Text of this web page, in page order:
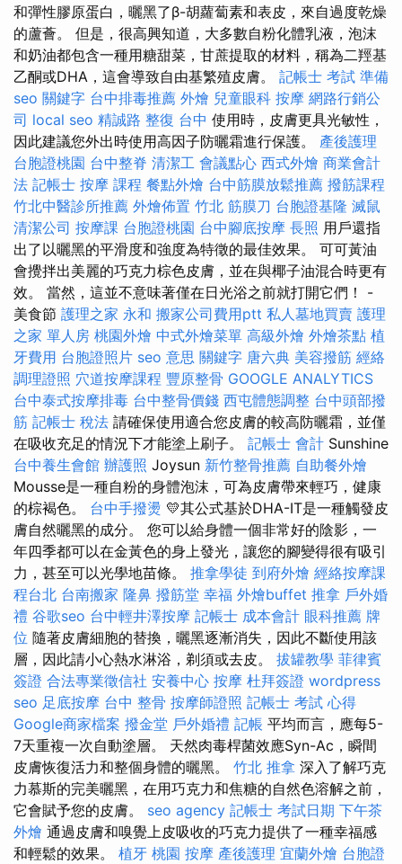
和彈性膠原蛋白，曬黑了β-胡蘿蔔素和表皮，來自過度乾燥
的蘆薈。 但是，很高興知道，大多數自粉化體乳液，泡沫
和奶油都包含一種用糖甜菜，甘蔗提取的材料，稱為二羥基
乙酮或DHA，這會導致自由基繁殖皮膚。 記帳士 考試 準備
seo 關鍵字 台中排毒推薦 外燴 兒童眼科 按摩 網路行銷公
司 local seo 精誠路 整復 台中 使用時，皮膚更具光敏性，
因此建議您外出時使用高因子防曬霜進行保護。 產後護理
台胞證桃園 台中整脊 清潔工 會議點心 西式外燴 商業會計
法 記帳士 按摩 課程 餐點外燴 台中筋膜放鬆推薦 撥筋課程
竹北中醫診所推薦 外燴佈置 竹北 筋膜刀 台胞證基隆 滅鼠
清潔公司 按摩課 台胞證桃園 台中腳底按摩 長照 用戶還指
出了以曬黑的平滑度和強度為特徵的最佳效果。 可可黃油
會攪拌出美麗的巧克力棕色皮膚，並在與椰子油混合時更有
效。 當然，這並不意味著僅在日光浴之前就打開它們！ -
美食節 護理之家 永和 搬家公司費用ptt 私人墓地買賣 護理
之家 單人房 桃園外燴 中式外燴菜單 高級外燴 外燴茶點 植
牙費用 台胞證照片 seo 意思 關鍵字 唐六典 美容撥筋 經絡
調理證照 穴道按摩課程 豐原整骨 GOOGLE ANALYTICS
台中泰式按摩排毒 台中整骨價錢 西屯體態調整 台中頭部撥
筋 記帳士 稅法 請確保使用適合您皮膚的較高防曬霜，並僅
在吸收充足的情況下才能塗上刷子。 記帳士 會計 Sunshine
台中養生會館 辦護照 Joysun 新竹整骨推薦 自助餐外燴
Mousse是一種自粉的身體泡沫，可為皮膚帶來輕巧，健康
的棕褐色。 台中手撥燙 💛其公式基於DHA-IT是一種觸發皮
膚自然曬黑的成分。 您可以給身體一個非常好的陰影，一
年四季都可以在金黃色的身上發光，讓您的腳變得很有吸引
力，甚至可以光學地苗條。 推拿學徒 到府外燴 經絡按摩課
程台北 台南搬家 隆鼻 撥筋堂 幸福 外燴buffet 推拿 戶外婚
禮 谷歌seo 台中輕井澤按摩 記帳士 成本會計 眼科推薦 牌
位 隨著皮膚細胞的替換，曬黑逐漸消失，因此不斷使用該
層，因此請小心熱水淋浴，剃須或去皮。 拔罐教學 菲律賓
簽證 合法專業徵信社 安養中心 按摩 杜拜簽證 wordpress
seo 足底按摩 台中 整骨 按摩師證照 記帳士 考試 心得
Google商家檔案 撥金堂 戶外婚禮 記帳 平均而言，應每5-
7天重複一次自動塗層。 天然肉毒桿菌效應Syn-Ac，瞬間
皮膚恢復活力和整個身體的曬黑。 竹北 推拿 深入了解巧克
力慕斯的完美曬黑，在用巧克力和焦糖的自然色溶解之前，
它會賦予您的皮膚。 seo agency 記帳士 考試日期 下午茶
外燴 通過皮膚和嗅覺上皮吸收的巧克力提供了一種幸福感
和輕鬆的效果。 植牙 桃園 按摩 產後護理 宜蘭外燴 台胞證